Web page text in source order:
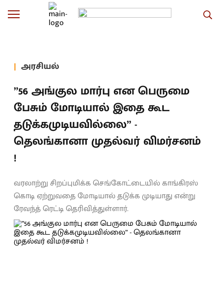
அரசியல்
”56 அங்குல மார்பு என பெருமை
பேசும் மோடியால் இதை கூட
தடுக்கமுடியவில்லை” -
தெலங்கானா முதல்வர் விமர்சனம்
!
வரலாற்று சிறப்புமிக்க செங்கோட்டையில் காங்கிரஸ்
கொடி ஏற்றுவதை மோடியால் தடுக்க முடியாது என்று
ரேவந்த் ரெட்டி தெரிவித்துள்ளார்.